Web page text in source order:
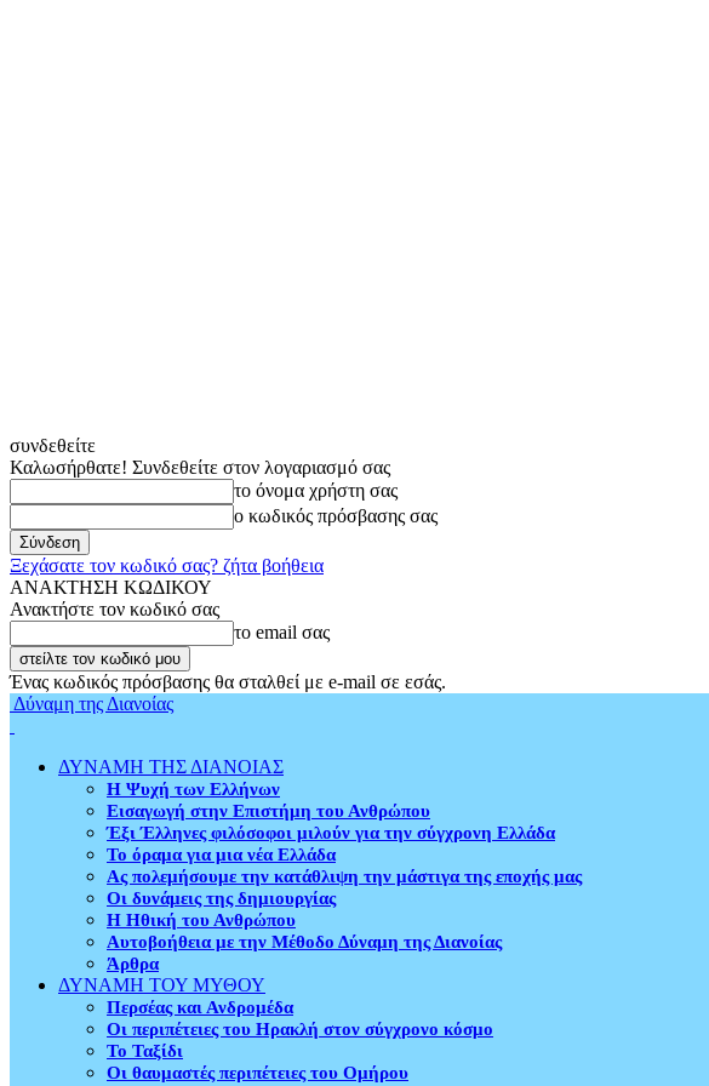
συνδεθείτε
Καλωσήρθατε! Συνδεθείτε στον λογαριασμό σας
το όνομα χρήστη σας
ο κωδικός πρόσβασης σας
Ξεχάσατε τον κωδικό σας? ζήτα βοήθεια
ΑΝΑΚΤΗΣΗ ΚΩΔΙΚΟΥ
Ανακτήστε τον κωδικό σας
το email σας
Ένας κωδικός πρόσβασης θα σταλθεί με e-mail σε εσάς.
Δύναμη της Διανοίας
ΔΥΝΑΜΗ ΤΗΣ ΔΙΑΝΟΙΑΣ
Η Ψυχή των Ελλήνων
Εισαγωγή στην Επιστήμη του Ανθρώπου
Έξι Έλληνες φιλόσοφοι μιλούν για την σύγχρονη Ελλάδα
Το όραμα για μια νέα Ελλάδα
Ας πολεμήσουμε την κατάθλιψη την μάστιγα της εποχής μας
Οι δυνάμεις της δημιουργίας
Η Ηθική του Ανθρώπου
Αυτοβοήθεια με την Μέθοδο Δύναμη της Διανοίας
Άρθρα
ΔΥΝΑΜΗ ΤΟΥ ΜΥΘΟΥ
Περσέας και Ανδρομέδα
Οι περιπέτειες του Ηρακλή στον σύγχρονο κόσμο
Το Ταξίδι
Οι θαυμαστές περιπέτειες του Ομήρου